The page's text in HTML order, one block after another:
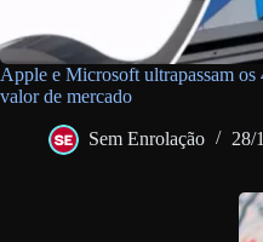
Apple e Microsoft ultrapassam os
valor de mercado
Sem Enrolação 28/